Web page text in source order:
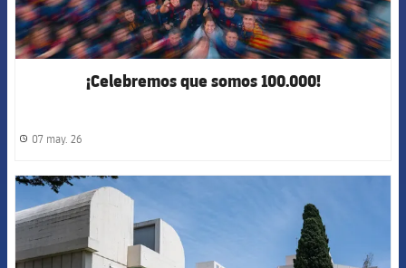
¡Celebremos que somos 100.000!
label.share.clock
07 may. 26